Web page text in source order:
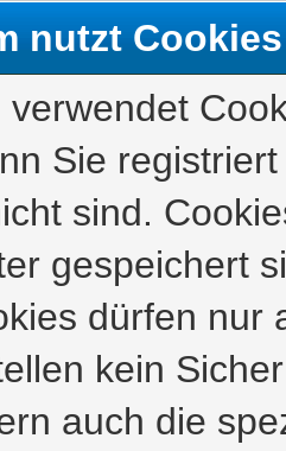
nutzt Cookies
verwendet
Sie
sind.
gespeichert
dürfen nur
kein
auch die